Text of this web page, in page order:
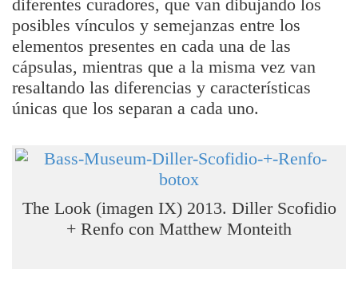
diferentes curadores, que van dibujando los
posibles vínculos y semejanzas entre los
elementos presentes en cada una de las
cápsulas, mientras que a la misma vez van
resaltando las diferencias y características
únicas que los separan a cada uno.
The Look (imagen IX) 2013. Diller Scofidio
+ Renfo con Matthew Monteith